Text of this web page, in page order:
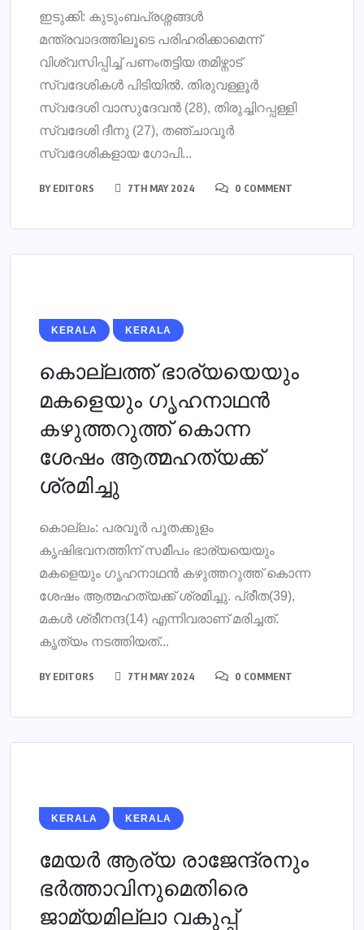
ഇടുക്കി: കുടുംബപ്രശ്നങ്ങള്‍
മന്ത്രവാദത്തിലൂടെ പരിഹരിക്കാമെന്ന്
വിശ്വസിപ്പിച്ച് പണംതട്ടിയ തമിഴ്നാട്
സ്വദേശികള്‍ പിടിയില്‍. തിരുവള്ളൂര്‍
സ്വദേശി വാസുദേവന്‍ (28), തിരുച്ചിറപ്പള്ളി
സ്വദേശി ദീനു (27), തഞ്ചാവൂര്‍
സ്വദേശികളായ ഗോപി...
BY EDITORS 7TH MAY 2024 0 COMMENT
KERALA KERALA
കൊല്ലത്ത് ഭാര്യയെയും
മകളെയും ഗൃഹനാഥന്‍
കഴുത്തറുത്ത് കൊന്ന
ശേഷം ആത്മഹത്യക്ക്
ശ്രമിച്ചു
കൊല്ലം: പരവൂര്‍ പൂതക്കുളം
കൃഷിഭവനത്തിന് സമീപം ഭാര്യയെയും
മകളെയും ഗൃഹനാഥന്‍ കഴുത്തറുത്ത് കൊന്ന
ശേഷം ആത്മഹത്യക്ക് ശ്രമിച്ചു. പ്രീത(39),
മകള്‍ ശ്രീനന്ദ(14) എന്നിവരാണ് മരിച്ചത്.
കൃത്യം നടത്തിയത്...
BY EDITORS 7TH MAY 2024 0 COMMENT
KERALA KERALA
മേയര്‍ ആര്യ രാജേന്ദ്രനും
ഭര്‍ത്താവിനുമെതിരെ
ജാമ്യമില്ലാ വകുപ്പ്